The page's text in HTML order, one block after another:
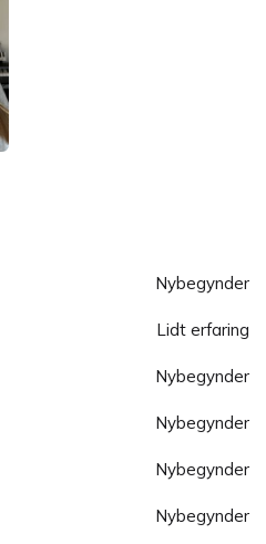
Nybegynder
Lidt erfaring
Nybegynder
Nybegynder
Nybegynder
Nybegynder